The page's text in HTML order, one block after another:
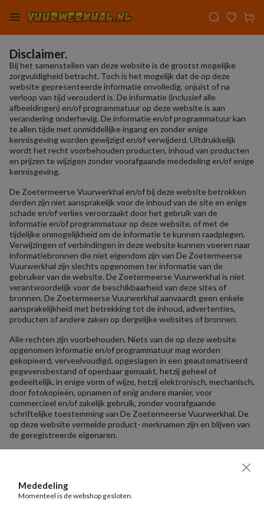
Mededeling
Momenteel is de webshop gesloten.
Disclaimer.
Bij het samenstellen van deze website is de grootst mogelijke
zorgvuldigheid betracht. Toch is het mogelijk dat de op deze
website gepresenteerde informatie onvolledig, onjuist of na
verloop van tijd verouderd is. De informatie (inclusief alle
afbeeldingen) en/of programmatuur op deze website is aan
verandering onderhevig. De informatie en/of programmatuur kan
te allen tijde met onmiddellijke ingang en zonder enige
kennisgeving worden gewijzigd en/of verwijderd. Uitdrukkelijk
wordt het recht voorbehouden producten, inhoud van producten
en prijzen te wijzigen zonder voorafgaande mededeling en/of enige
kennisgeving.
De Zoetermeerse Vuurwerkhal en/of bij deze website betrokken
derden zijn niet aansprakelijk voor de inhoud van de site en enige
schade en/of verlies veroorzaakt door het gebruik van de
informatie en/of programmatuur op deze website, of met de
tijdelijke onmogelijkheid om de informatie te kunnen raadplegen.
Verwijzingen of verbindingen in deze website kunnen voeren naar
informatiebronnen die niet eigendom zijn van De Zoetermeerse
Vuurwerkhal zijn slechts opgenomen ter informatie van de
gebruiker van de website. De Zoetermeerse Vuurwerkhal is niet
verantwoordelijk voor de beschikbaarheid van deze sites of
bronnen. De Zoetermeerse Vuurwerkhal aanvaardt geen enkele
aansprakelijkheid met betrekking tot de inhoud, advertenties,
producten of andere zaken op dergelijke websites of bronnen.
Alle rechten zijn voorbehouden. Niets van de op deze website
opgenomen informatie en/of programmatuur mag worden
gekopieerd, verveelvoudigd, opgeslagen in een geautomatiseerd
gegevensbestand of openbaar gemaakt, hetzij geheel of
gedeeltelijk, in enige vorm of wijze, hetzij elektronisch, mechanisch,
door fotokopieën, opnamen of enig andere manier, voor
commercieel en/of zakelijk gebruik, zonder voorafgaande
schriftelijke toestemming van De Zoetermeerse Vuurwerkhal. De
op deze website vermelde product- merknamen zijn en blijven van
de geregistreerde eigenaren.